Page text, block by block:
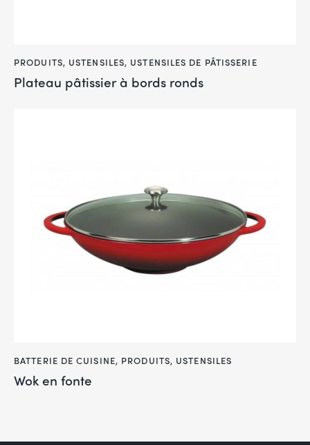
PRODUITS, USTENSILES, USTENSILES DE PÂTISSERIE
Plateau pâtissier à bords ronds
BATTERIE DE CUISINE, PRODUITS, USTENSILES
Wok en fonte